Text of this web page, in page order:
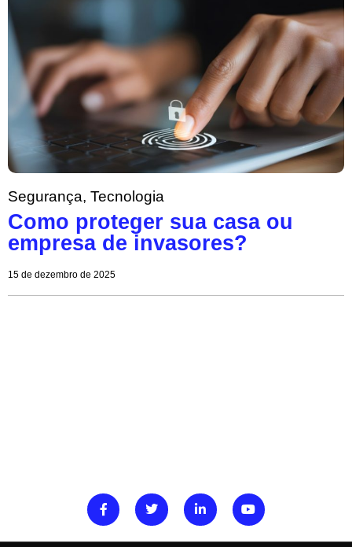
Segurança, Tecnologia
Como proteger sua casa ou
empresa de invasores?
15 de dezembro de 2025